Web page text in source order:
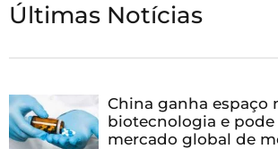
Últimas Notícias
China ganha espaço
biotecnologia e
mercado global de